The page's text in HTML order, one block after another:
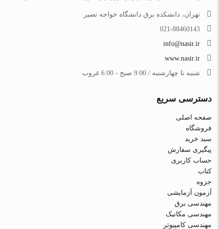
تهران، دانشکده برق دانشگاه خواجه نصیر
021-88460143
info@nasir.ir
www.nasir.ir
شنبه تا چهارشنبه / 9:00 صبح - 6:00 غروب
دسترسی سریع
صفحه اصلی
فروشگاه
سبد خرید
پیگیری سفارش
حساب کاربری
کتاب
جزوه
آزمون آزمایشی
مهندسی برق
مهندسی مکانیک
مهندسی کامپیوتر